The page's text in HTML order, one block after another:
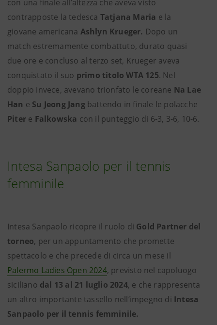
con una finale all’altezza che aveva visto
contrapposte la tedesca Tatjana Maria e la
giovane americana Ashlyn Krueger. Dopo un
match estremamente combattuto, durato quasi
due ore e concluso al terzo set, Krueger aveva
conquistato il suo primo titolo WTA 125. Nel
doppio invece, avevano trionfato le coreane Na Lae
Han e Su Jeong Jangbattendo in finale le polacche
Piter e Falkowska con il punteggio di 6-3, 3-6, 10-6.
Intesa Sanpaolo per il tennis
femminile
Intesa Sanpaolo ricopre il ruolo di Gold Partner del
torneo, per un appuntamento che promette
spettacolo e che precede di circa un mese il
Palermo Ladies Open 2024, previsto nel capoluogo
siciliano dal 13 al 21 luglio 2024, e che rappresenta
un altro importante tassello nell’impegno di Intesa
Sanpaolo per il tennis femminile.